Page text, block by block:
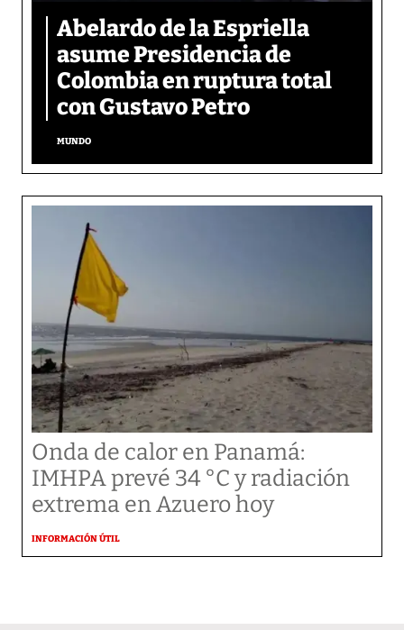
Abelardo de la Espriella
asume Presidencia de
Colombia en ruptura total
con Gustavo Petro
MUNDO
Onda de calor en Panamá:
IMHPA prevé 34 °C y radiación
extrema en Azuero hoy
INFORMACIÓN ÚTIL